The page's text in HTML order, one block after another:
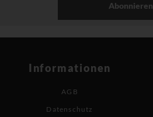
Abonnieren
Informationen
AGB
Datenschutz